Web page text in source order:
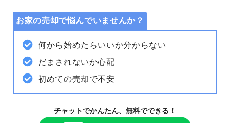
お家の売却で悩んでいませんか？
何から始めたらいいか分からない
だまされないか心配
初めての売却で不安
チャットでかんたん、無料でできる！